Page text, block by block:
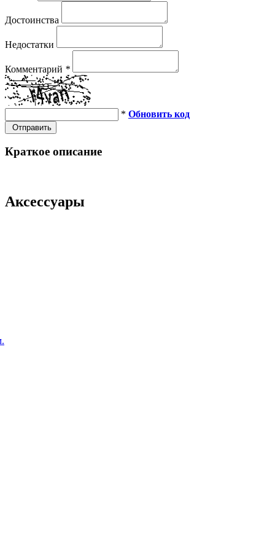
Достоинства
Недостатки
Комментарий *
* Обновить код
Отправить
Краткое описание
Аксессуары